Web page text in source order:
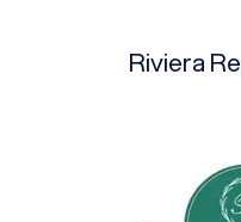
Riviera